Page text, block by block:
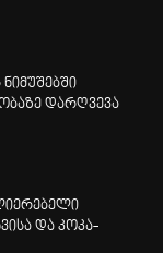
დარღვევა
და კოკა-